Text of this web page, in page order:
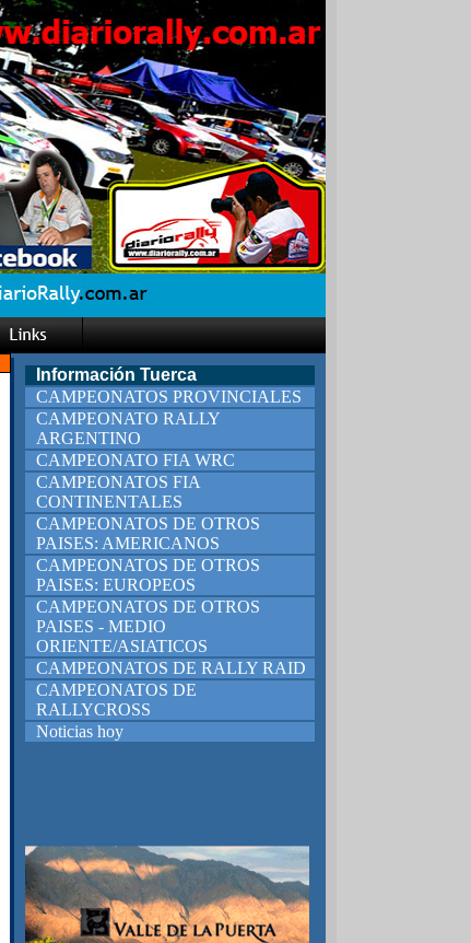
Información Tuerca
CAMPEONATOS PROVINCIALES
CAMPEONATO RALLY
ARGENTINO
CAMPEONATO FIA WRC
CAMPEONATOS FIA
CONTINENTALES
CAMPEONATOS DE OTROS
PAISES: AMERICANOS
CAMPEONATOS DE OTROS
PAISES: EUROPEOS
CAMPEONATOS DE OTROS
PAISES - MEDIO
ORIENTE/ASIATICOS
CAMPEONATOS DE RALLY RAID
CAMPEONATOS DE
RALLYCROSS
Noticias hoy